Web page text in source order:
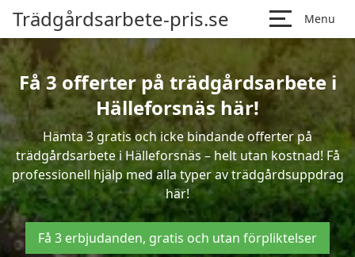
Trädgårdsarbete-pris.se Menu
Få 3 offerter på trädgårdsarbete i
Hälleforsnäs här!
Hämta 3 gratis och icke bindande offerter på
trädgårdsarbete i Hälleforsnäs – helt utan kostnad! Få
professionell hjälp med alla typer av trädgårdsuppdrag
här!
Få 3 erbjudanden, gratis och utan förpliktelser